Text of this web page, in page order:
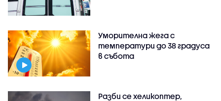
Уморителна жега с
температури до 38 градуса
в събота
Разби се хеликоптер,